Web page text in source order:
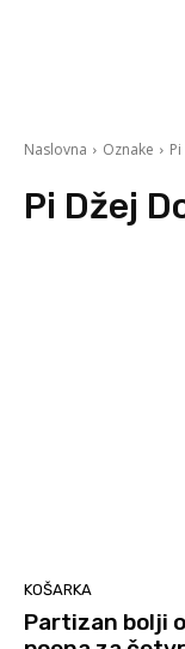
Naslovna Oznake
Pi Džej
KOŠARKA
Partizan bolji